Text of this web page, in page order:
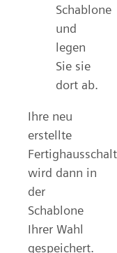
Schablone
und
legen
Sie sie
dort ab.
Ihre neu
erstellte
wird dann in
der
Schablone
Ihrer Wahl
gespeichert.